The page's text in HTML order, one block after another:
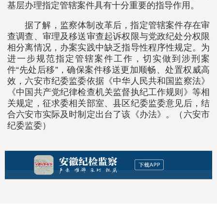
基层办理指定管辖案件具有十分重要的指导作用。
据了解，监察体制改革后，指定管辖案件存在审
查调查、审理及移送审查起诉权限与党政纪处分权限
相分离情况，办案实践中缺乏指导性程序性规定。为
进一步规范指定管辖案件工作，切实做到涉刑案
件“先处后移”，确保案件移送更加顺畅、处置权威高
效，六安市纪委监委依据《中华人民共和国监察法》
《中国共产党纪律检查机关监督执纪工作规则》等相
关规定，征求委相关部室、县区纪委监委意见后，结
合六安市实际及时制定出台了该《办法》。（六安市
纪委监委）